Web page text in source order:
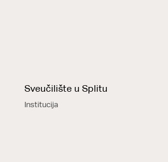
Sveučilište u Splitu
Institucija